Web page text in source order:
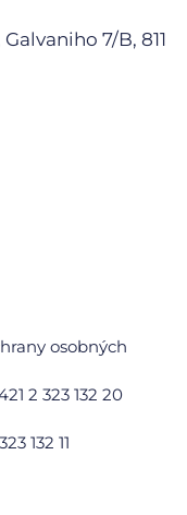
7/B, 811
osobných
2 323 132 20
132 11